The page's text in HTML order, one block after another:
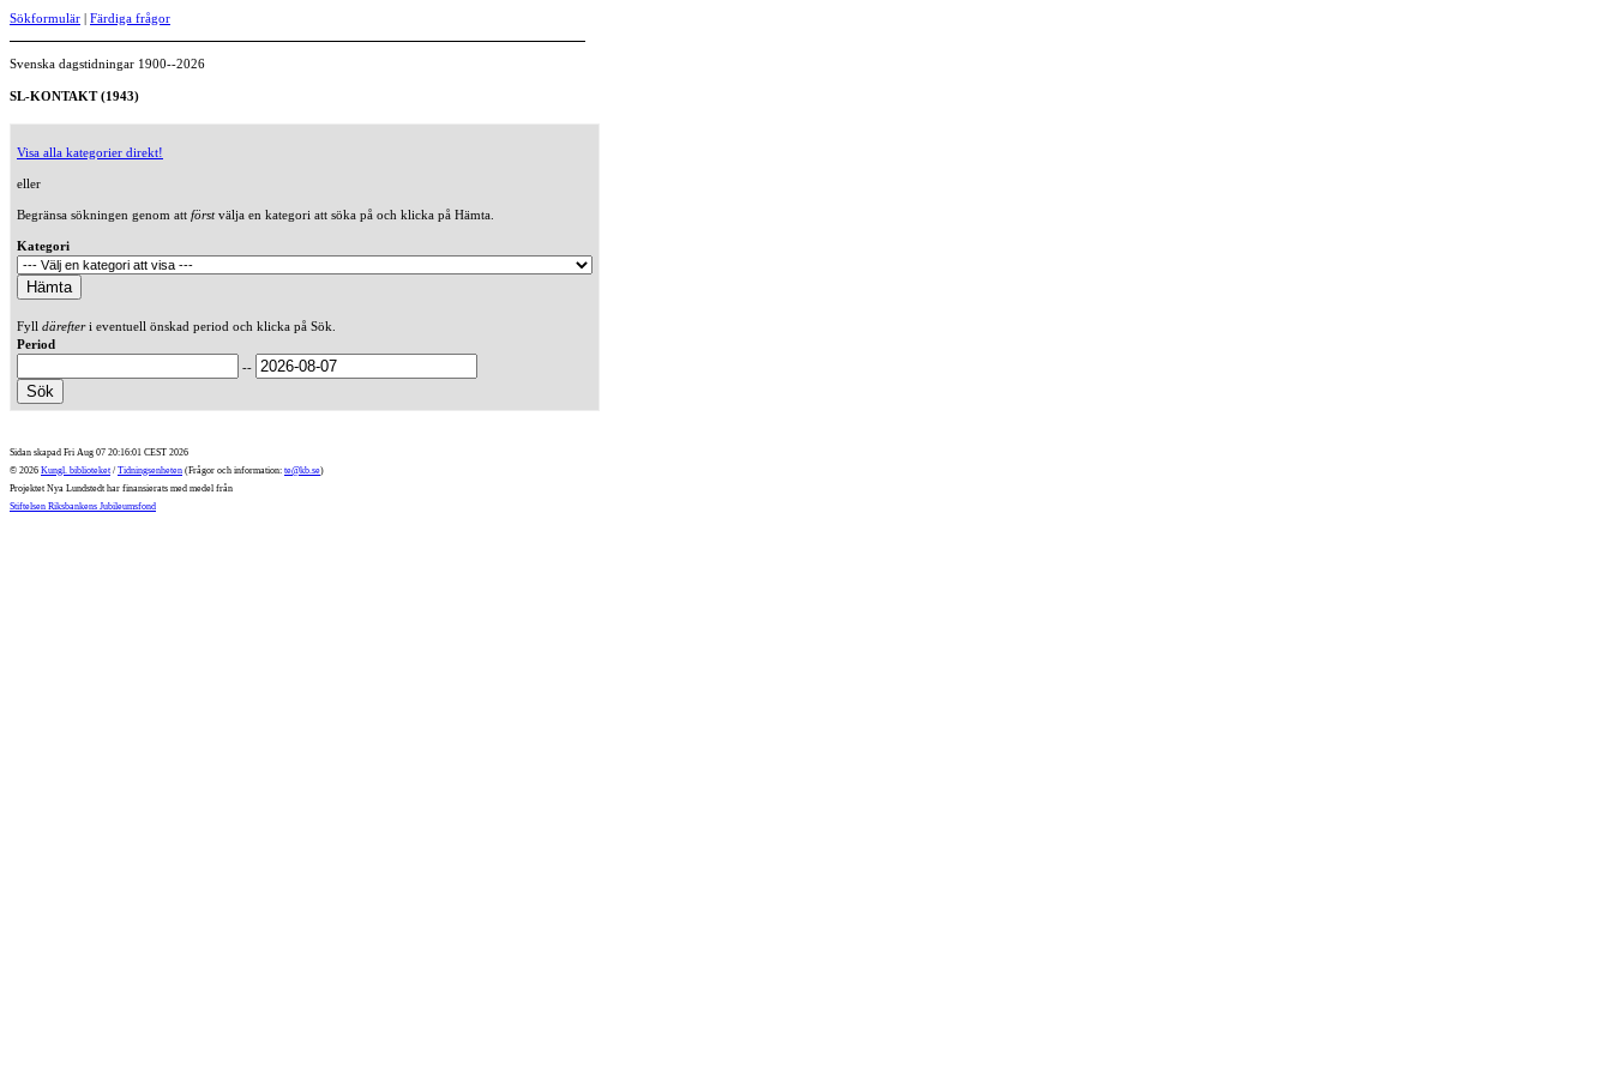
Sökformulär | Färdiga frågor
Svenska dagstidningar 1900--2026
SL-KONTAKT (1943)
Visa alla kategorier direkt!
eller
Begränsa sökningen genom att förstvälja en kategori att söka på och klicka på Hämta.
Kategori
Fyll därefteri eventuell önskad period och klicka på Sök.
Period
--
Sidan skapad Fri Aug 07 20:16:01 CEST 2026
© 2026 Kungl. biblioteket / Tidningsenheten (Frågor och information: te@kb.se)
Projektet Nya Lundstedt har finansierats med medel från
Stiftelsen Riksbankens Jubileumsfond